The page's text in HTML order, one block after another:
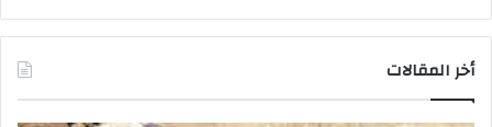
أخر المقالات